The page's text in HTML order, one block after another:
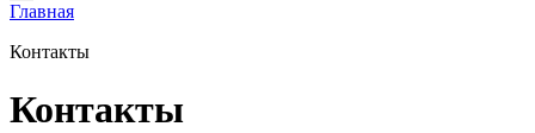
Главная
Контакты
Контакты